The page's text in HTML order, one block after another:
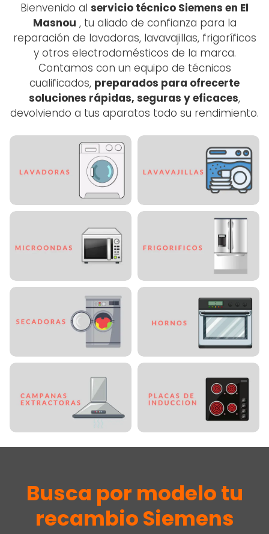
Bienvenido al servicio técnico Siemens en El
Masnou , tu aliado de confianza para la
reparación de lavadoras, lavavajillas, frigoríficos
y otros electrodomésticos de la marca.
Contamos con un equipo de técnicos
cualificados, preparados para ofrecerte
soluciones rápidas, seguras y eficaces,
devolviendo a tus aparatos todo su rendimiento.
Busca por modelo tu
recambio Siemens